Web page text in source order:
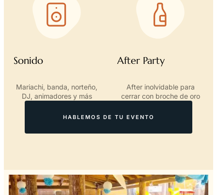
Sonido
Mariachi, banda, norteño,
DJ, animadores y más
After Party
After inolvidable para
cerrar con broche de oro
HABLEMOS DE TU EVENTO